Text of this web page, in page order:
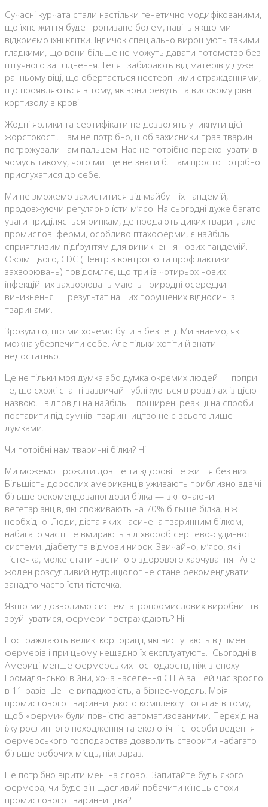
Сучасні курчата стали настільки генетично модифікованими,
що їхнє життя буде пронизане болем, навіть якщо ми
відкриємо їхні клітки. Індичок спеціально вирощують такими
гладкими, що вони більше не можуть давати потомство без
штучного запліднення. Телят забирають від матерів у дуже
ранньому віці, що обертається нестерпними стражданнями,
що проявляються в тому, як вони ревуть та високому рівні
кортизолу в крові.
Жодні ярлики та сертифікати не дозволять уникнути цієї
жорстокості. Нам не потрібно, щоб захисники прав тварин
погрожували нам пальцем. Нас не потрібно переконувати в
чомусь такому, чого ми ще не знали б. Нам просто потрібно
прислухатися до себе.
Ми не зможемо захиститися від майбутніх пандемій,
продовжуючи регулярно їсти м’ясо. На сьогодні дуже багато
уваги приділяється ринкам, де продають диких тварин, але
промислові ферми, особливо птахоферми, є найбільш
сприятливим підґрунтям для виникнення нових пандемій.
Окрім цього, CDC (Центр з контролю та профілактики
захворювань) повідомляє, що три із чотирьох нових
інфекційних захворювань мають природні осередки
виникнення — результат наших порушених відносин із
тваринами.
Зрозуміло, що ми хочемо бути в безпеці. Ми знаємо, як
можна убезпечити себе. Але тільки хотіти й знати
недостатньо.
Це не тільки моя думка або думка окремих людей — попри
те, що схожі статті зазвичай публікуються в розділах із цією
назвою. І відповіді на найбільш поширені реакції на спроби
поставити під сумнів тваринництво не є всього лише
думками.
Чи потрібні нам тваринні білки? Ні.
Ми можемо прожити довше та здоровіше життя без них.
Більшість дорослих американців уживають приблизно вдвічі
більше рекомендованої дози білка — включаючи
вегетаріанців, які споживають на 70% більше білка, ніж
необхідно. Люди, дієта яких насичена тваринним білком,
набагато частіше вмирають від хвороб серцево-судинної
системи, діабету та відмови нирок. Звичайно, м’ясо, як і
тістечка, може стати частиною здорового харчування. Але
жоден розсудливий нутриціолог не стане рекомендувати
занадто часто їсти тістечка.
Якщо ми дозволимо системі агропромислових виробництв
зруйнуватися, фермери постраждають? Ні.
Постраждають великі корпорації, які виступають від імені
фермерів і при цьому нещадно їх експлуатують. Сьогодні в
Америці менше фермерських господарств, ніж в епоху
Громадянської війни, хоча населення США за цей час зросло
в 11 разів. Це не випадковість, а бізнес-модель. Мрія
промислового тваринницького комплексу полягає в тому,
щоб «ферми» були повністю автоматизованими. Перехід на
їжу рослинного походження та екологічні способи ведення
фермерського господарства дозволить створити набагато
більше робочих місць, ніж зараз.
Не потрібно вірити мені на слово. Запитайте будь-якого
фермера, чи буде він щасливий побачити кінець епохи
промислового тваринництва?